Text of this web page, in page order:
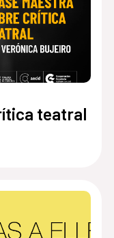
teatral